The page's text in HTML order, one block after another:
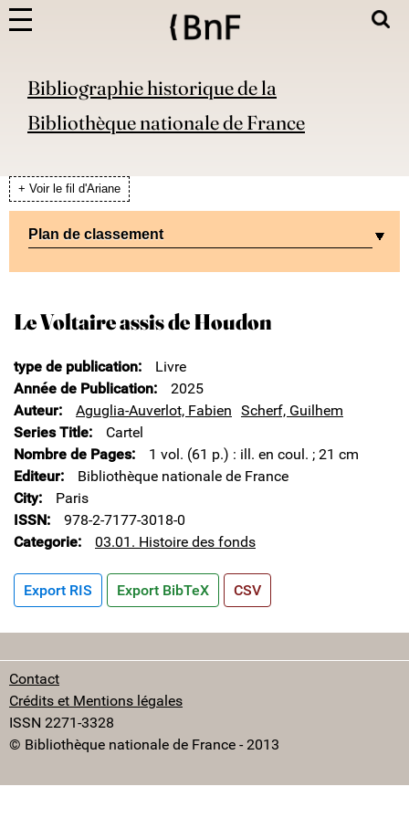
Bibliographie historique de la
Bibliothèque nationale de France
+ Voir le fil d'Ariane
Plan de classement
Le Voltaire assis de Houdon
type de publication
Livre
Année de Publication
2025
Auteur
Aguglia-Auverlot, Fabien Scherf, Guilhem
Series Title
Cartel
Nombre de Pages
1 vol. (61 p.) : ill. en coul. ; 21 cm
Editeur
Bibliothèque nationale de France
City
Paris
ISSN
978-2-7177-3018-0
Categorie
03.01. Histoire des fonds
Export RIS Export BibTeX CSV
Contact
Crédits et Mentions légales
ISSN 2271-3328
© Bibliothèque nationale de France - 2013